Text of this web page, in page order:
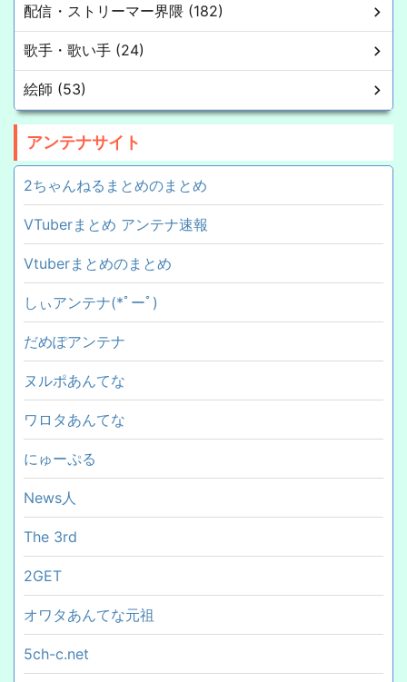
配信・ストリーマー界隈 (182)
歌手・歌い手 (24)
絵師 (53)
アンテナサイト
2ちゃんねるまとめのまとめ
VTuberまとめ アンテナ速報
Vtuberまとめのまとめ
しぃアンテナ(*ﾟーﾟ)
だめぽアンテナ
ヌルポあんてな
ワロタあんてな
にゅーぷる
News人
The 3rd
2GET
オワタあんてな元祖
5ch-c.net